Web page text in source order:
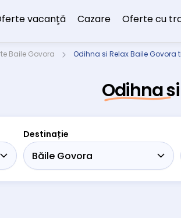
vacanţă Cazare Oferte cu
Baile Govora Odihna si Relax Baile
Odihna
Destinație